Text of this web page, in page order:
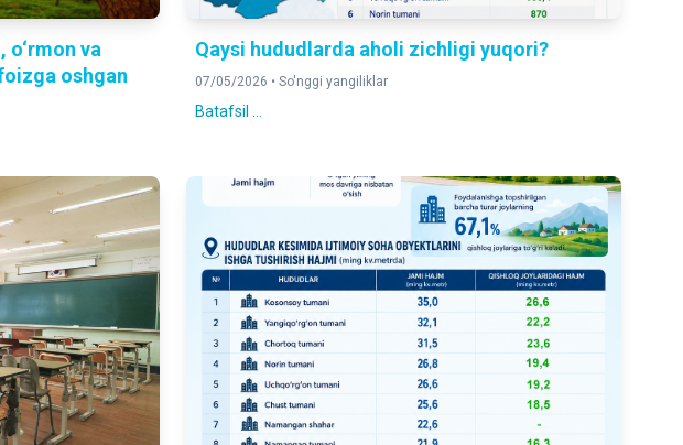
va
oshgan
Qaysi hududlarda aholi zichligi yuqori?
07/05/2026 •So'nggi yangiliklar
Batafsil ...